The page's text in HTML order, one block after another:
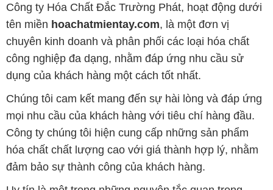
Công ty Hóa Chất Đắc Trường Phát, hoạt động dưới
tên miền hoachatmientay.com, là một đơn vị
chuyên kinh doanh và phân phối các loại hóa chất
công nghiệp đa dạng, nhằm đáp ứng nhu cầu sử
dụng của khách hàng một cách tốt nhất.
Chúng tôi cam kết mang đến sự hài lòng và đáp ứng
mọi nhu cầu của khách hàng với tiêu chí hàng đầu.
Công ty chúng tôi hiện cung cấp những sản phẩm
hóa chất chất lượng cao với giá thành hợp lý, nhằm
đảm bảo sự thành công của khách hàng.